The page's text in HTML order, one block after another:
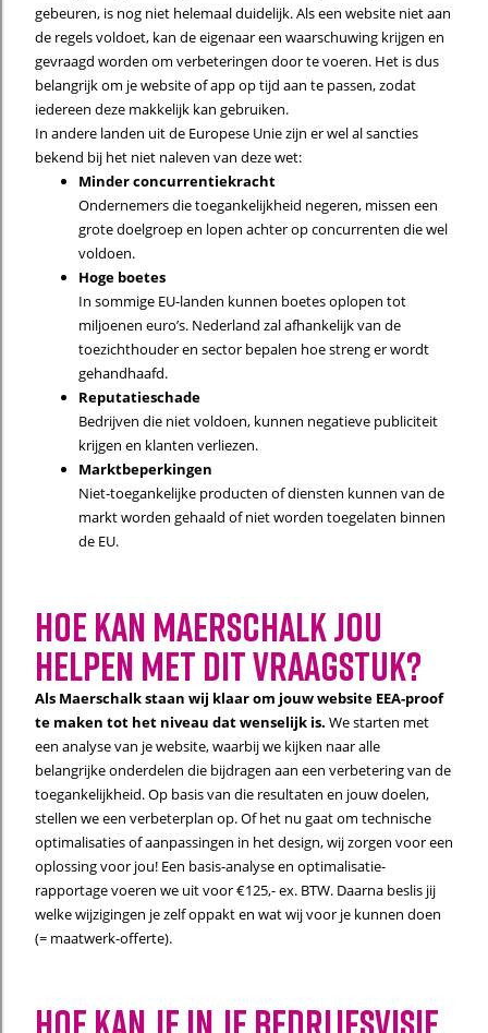
gebeuren, is nog niet helemaal duidelijk. Als een website niet aan
de regels voldoet, kan de eigenaar een waarschuwing krijgen en
gevraagd worden om verbeteringen door te voeren. Het is dus
belangrijk om je website of app op tijd aan te passen, zodat
iedereen deze makkelijk kan gebruiken.
In andere landen uit de Europese Unie zijn er wel al sancties
bekend bij het niet naleven van deze wet:
Minder concurrentiekracht
Ondernemers die toegankelijkheid negeren, missen een
grote doelgroep en lopen achter op concurrenten die wel
voldoen.
Hoge boetes
In sommige EU-landen kunnen boetes oplopen tot
miljoenen euro’s. Nederland zal afhankelijk van de
toezichthouder en sector bepalen hoe streng er wordt
gehandhaafd.
Reputatieschade
Bedrijven die niet voldoen, kunnen negatieve publiciteit
krijgen en klanten verliezen.
Marktbeperkingen
Niet-toegankelijke producten of diensten kunnen van de
markt worden gehaald of niet worden toegelaten binnen
de EU.
Hoe kan Maerschalk jou
helpen met dit vraagstuk?
Als Maerschalk staan wij klaar om jouw website EEA-proof
te maken tot het niveau dat wenselijk is. We starten met
een analyse van je website, waarbij we kijken naar alle
belangrijke onderdelen die bijdragen aan een verbetering van de
toegankelijkheid. Op basis van die resultaten en jouw doelen,
stellen we een verbeterplan op. Of het nu gaat om technische
optimalisaties of aanpassingen in het design, wij zorgen voor een
oplossing voor jou! Een basis-analyse en optimalisatie-
rapportage voeren we uit voor €125,- ex. BTW. Daarna beslis jij
welke wijzigingen je zelf oppakt en wat wij voor je kunnen doen
(= maatwerk-offerte).
Hoe kan je in je bedrijfsvisie